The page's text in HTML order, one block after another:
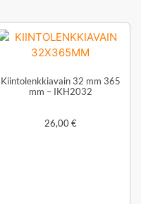
Kiintolenkkiavain 32 mm 365
mm – IKH2032
26,00€